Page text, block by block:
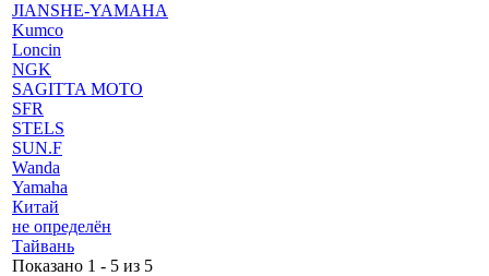
JIANSHE-YAMAHA
Kumco
Loncin
NGK
SAGITTA MOTO
SFR
STELS
SUN.F
Wanda
Yamaha
Китай
не определён
Тайвань
Показано 1 - 5 из 5